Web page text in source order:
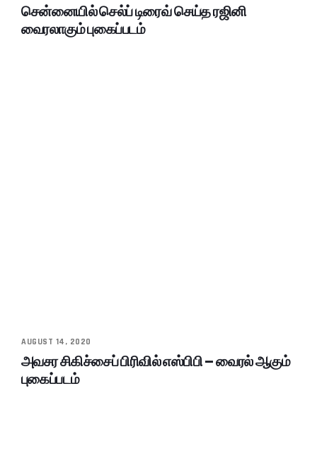
சென்னையில் செல்ப் டிரைவ் செய்த ரஜினி
வைரலாகும் புகைப்படம்
AUGUST 14, 2020
அவசர சிகிச்சைப் பிரிவில் எஸ்பிபி – வைரல் ஆகும்
புகைப்படம்